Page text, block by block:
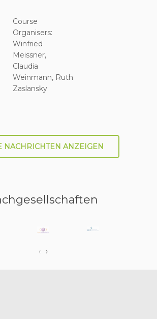
Course
Organisers:
Winfried
Meissner,
Claudia
Weinmann, Ruth
Zaslansky
NACHRICHTEN ANZEIGEN
‹ ›